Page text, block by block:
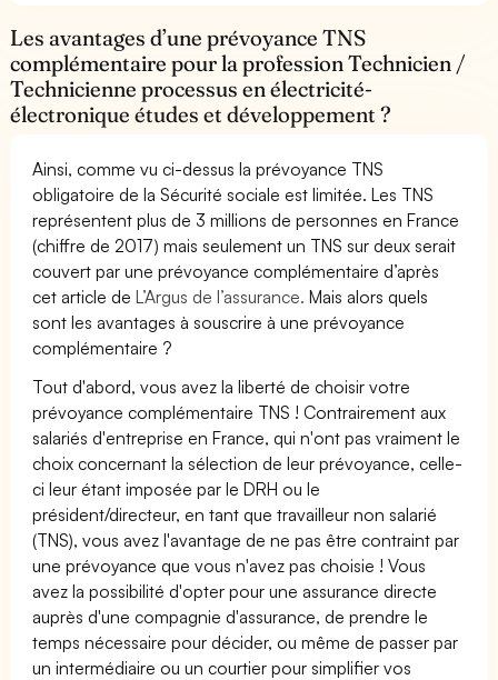
Les avantages d’une prévoyance TNS
complémentaire pour la profession Technicien /
Technicienne processus en électricité-
électronique études et développement ?
Ainsi, comme vu ci-dessus la prévoyance TNS
obligatoire de la Sécurité sociale est limitée. Les TNS
représentent plus de 3 millions de personnes en France
(chiffre de 2017) mais seulement un TNS sur deux serait
couvert par une prévoyance complémentaire d’après
cet article deL’Argus de l’assurance. Mais alors quels
sont les avantages à souscrire à une prévoyance
complémentaire ?
Tout d'abord, vous avez la liberté de choisir votre
prévoyance complémentaire TNS ! Contrairement aux
salariés d'entreprise en France, qui n'ont pas vraiment le
choix concernant la sélection de leur prévoyance, celle-
ci leur étant imposée par le DRH ou le
président/directeur, en tant que travailleur non salarié
(TNS), vous avez l'avantage de ne pas être contraint par
une prévoyance que vous n'avez pas choisie ! Vous
avez la possibilité d'opter pour une assurance directe
auprès d'une compagnie d'assurance, de prendre le
temps nécessaire pour décider, ou même de passer par
un intermédiaire ou un courtier pour simplifier vos